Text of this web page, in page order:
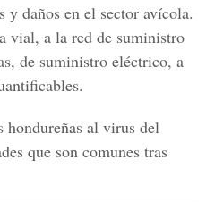
y daños en el sector avícola.
vial, a la red de suministro
de suministro eléctrico, a
hondureñas al virus del
que son comunes tras